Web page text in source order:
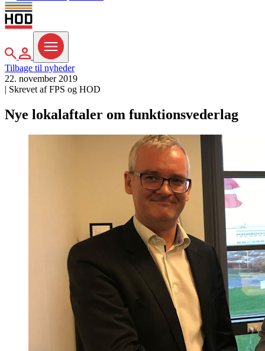
MitHOD
Menu
Tilbage til nyheder
22. november 2019
| Skrevet af FPS og HOD
Nye lokalaftaler om funktionsvederlag